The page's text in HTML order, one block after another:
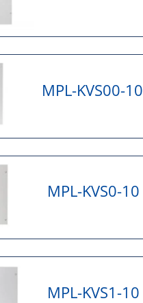
MPL-KVS00-10
MPL-KVS0-10
MPL-KVS1-10